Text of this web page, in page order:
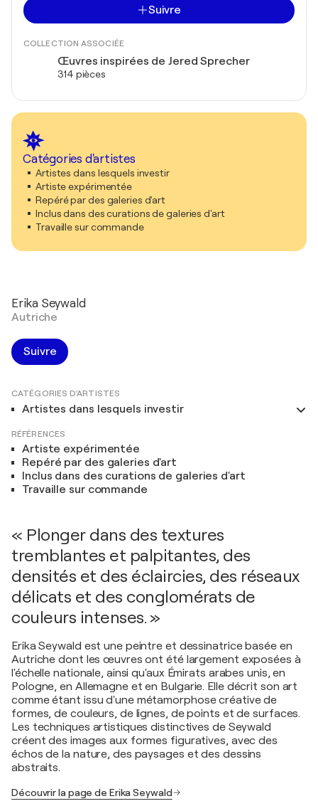
Suivre
COLLECTION ASSOCIÉE
Œuvres inspirées de Jered Sprecher
314 pièces
Catégories d'artistes
Artistes dans lesquels investir
Artiste expérimentée
Repéré par des galeries d'art
Inclus dans des curations de galeries d'art
Travaille sur commande
Erika Seywald
Autriche
Suivre
CATÉGORIES D'ARTISTES
Artistes dans lesquels investir
RÉFÉRENCES
Artiste expérimentée
Repéré par des galeries d'art
Inclus dans des curations de galeries d'art
Travaille sur commande
« Plonger dans des textures
tremblantes et palpitantes, des
densités et des éclaircies, des réseaux
délicats et des conglomérats de
couleurs intenses. »
Erika Seywald est une peintre et dessinatrice basée en
Autriche dont les œuvres ont été largement exposées à
l'échelle nationale, ainsi qu'aux Émirats arabes unis, en
Pologne, en Allemagne et en Bulgarie. Elle décrit son art
comme étant issu d'une métamorphose créative de
formes, de couleurs, de lignes, de points et de surfaces.
Les techniques artistiques distinctives de Seywald
créent des images aux formes figuratives, avec des
échos de la nature, des paysages et des dessins
abstraits.
Découvrir la page de Erika Seywald